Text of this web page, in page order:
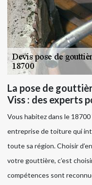
La pose de
Viss : des experts
Vous habitez dans le
entreprise de toiture qui
toute sa région. Choisir
votre gouttière, c’est
compétences sont